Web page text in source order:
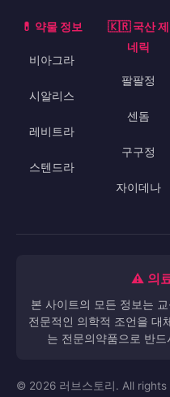
🚫 복
질산염 제제(니트로글리
용 금지입니다. 두 약물 모
한 저혈압으로 생명이 위
최근 뇌졸중/심근경색 환
반드시 전문의 상담이 필
억제제 복용 시 실데나필
조절이
시알리스
스텐드라
팔팔정
센돔